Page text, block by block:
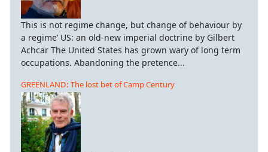
This is not regime change, but change of behaviour by
a regime’ US: an old-new imperial doctrine by Gilbert
Achcar The United States has grown wary of long term
occupations. Abandoning the pretence...
GREENLAND: The lost bet of Camp Century